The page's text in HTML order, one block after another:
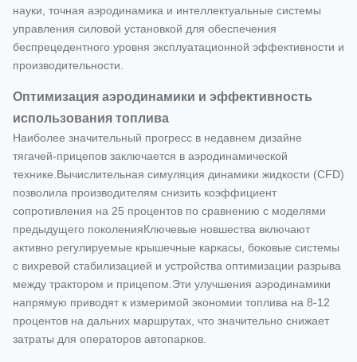
науки, точная аэродинамика и интеллектуальные системы
управления силовой установкой для обеспечения
беспрецедентного уровня эксплуатационной эффективности и
производительности.
Оптимизация аэродинамики и эффективность
использования топлива
Наиболее значительный прогресс в недавнем дизайне
тягачей-прицепов заключается в аэродинамической
технике.Вычислительная симуляция динамики жидкости (CFD)
позволила производителям снизить коэффициент
сопротивления на 25 процентов по сравнению с моделями
предыдущего поколенияКлючевые новшества включают
активно регулируемые крышечные каркасы, боковые системы
с вихревой стабилизацией и устройства оптимизации разрыва
между трактором и прицепом.Эти улучшения аэродинамики
напрямую приводят к измеримой экономии топлива на 8-12
процентов на дальних маршрутах, что значительно снижает
затраты для операторов автопарков.